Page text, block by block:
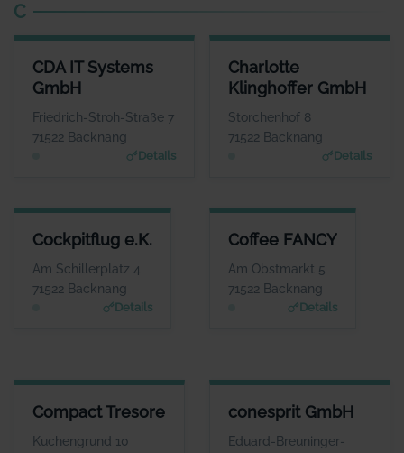
C
CDA IT Systems
GmbH
Friedrich-Stroh-Straße 7
71522 Backnang
Details
CDA IT SYSTEMS GMBH
ANSPRECHPARTNER
Herr Johannes Enge
WEBSITE
www.cda-it-system.de
Charlotte
Klinghoffer GmbH
Storchenhof 8
71522 Backnang
Details
CHARLOTTE KLINGHOFFER
Frau Charlotte
Cockpitflug e.K.
Am Schillerplatz 4
71522 Backnang
Details
COCKPITFLUG E.K.
ANSPRECHPARTNER
Herr Carsten Hansen
www.cockpitflug.de
Coffee FANCY
Am Obstmarkt 5
71522 Backnang
Details
COFFEE FANCY
Herr Daniel Mendes
www.coffee-fancy.de
Compact Tresore
Kuchengrund 10
COMPACT TRESORE
ANSPRECHPARTNER
Frau Julia Teller
conesprit GmbH
Eduard-Breuninger-
CONESPRIT GMBH
ANSPRECHPARTNER
Herr Roman